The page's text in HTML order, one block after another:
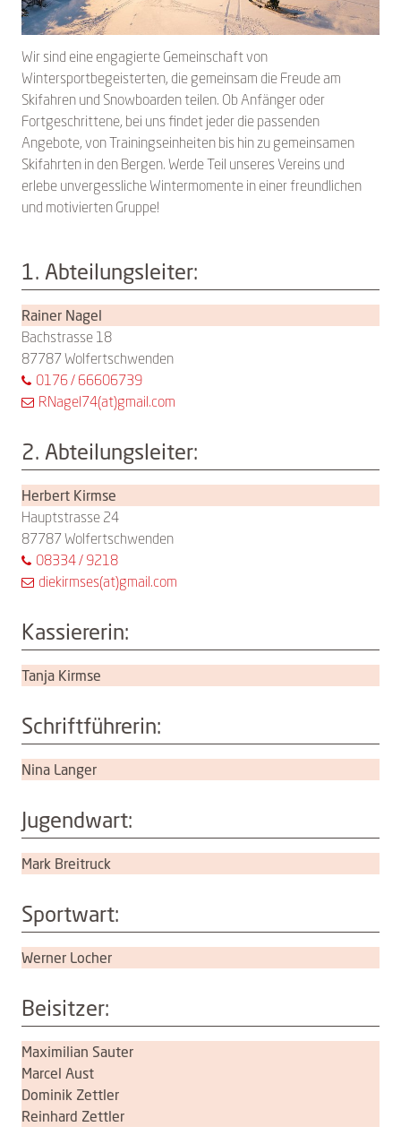
Wir sind eine engagierte Gemeinschaft von
Wintersportbegeisterten, die gemeinsam die Freude am
Skifahren und Snowboarden teilen. Ob Anfänger oder
Fortgeschrittene, bei uns findet jeder die passenden
Angebote, von Trainingseinheiten bis hin zu gemeinsamen
Skifahrten in den Bergen. Werde Teil unseres Vereins und
erlebe unvergessliche Wintermomente in einer freundlichen
und motivierten Gruppe!
1. Abteilungsleiter:
Rainer Nagel
Bachstrasse 18
87787 Wolfertschwenden
0176 / 66606739
RNagel74(at)gmail.com
2. Abteilungsleiter:
Herbert Kirmse
Hauptstrasse 24
87787 Wolfertschwenden
08334 / 9218
diekirmses(at)gmail.com
Kassiererin:
Tanja Kirmse
Schriftführerin:
Nina Langer
Jugendwart:
Mark Breitruck
Sportwart:
Werner Locher
Beisitzer:
Maximilian Sauter
Marcel Aust
Dominik Zettler
Reinhard Zettler